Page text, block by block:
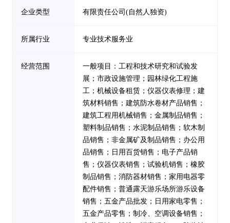
企业类型 有限责任公司(自然人独资)
所属行业 专业技术服务业
经营范围
一般项目：工程和技术研究和试验发
展；市政设施管理；园林绿化工程施
工；机械设备租赁；仪器仪表修理；建
筑材料销售；建筑防水卷材产品销售；
建筑工程用机械销售；金属制品销售；
塑料制品销售；水泥制品销售；软木制
品销售；非金属矿及制品销售；办公用
品销售；日用百货销售；电子产品销
售；仪器仪表销售；试验机销售；橡胶
制品销售；消防器材销售；家用电器零
配件销售；普通露天游乐场所游乐设备
销售；五金产品批发；日用家电零售；
五金产品零售；制冷、空调设备销售；